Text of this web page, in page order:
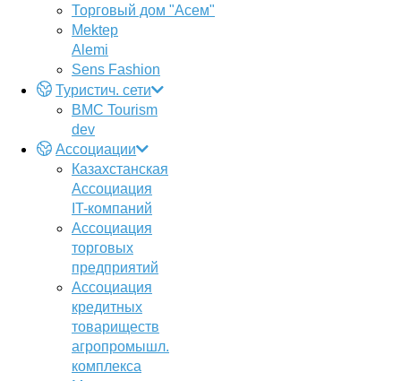
Торговый дом "Асем"
Mektep
Alemi
Sens Fashion
Туристич. сети
BMC Tourism
dev
Ассоциации
Казахстанская
Ассоциация
IT-компаний
Ассоциация
торговых
предприятий
Ассоциация
кредитных
товариществ
агропромышл.
комплекса